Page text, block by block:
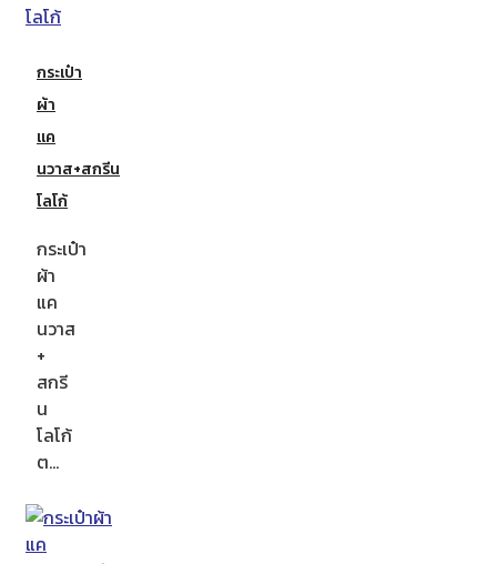
กระเป๋า
ผ้า
แค
นวาส+สกรีน
โลโก้
กระเป๋า
ผ้า
แค
นวาส
+
สกรี
น
โลโก้
ต…